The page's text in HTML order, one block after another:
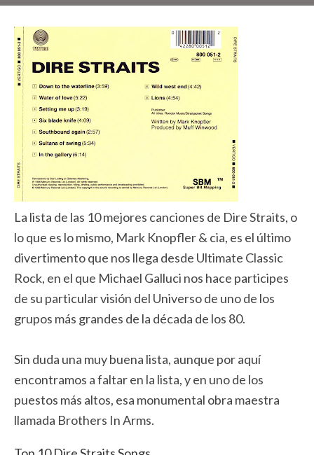
La lista de las 10 mejores canciones de Dire Straits, o
lo que es lo mismo, Mark Knopfler & cia, es el último
divertimento que nos llega desde Ultimate Classic
Rock, en el que Michael Galluci nos hace participes
de su particular visión del Universo de uno de los
grupos más grandes de la década de los 80.
Sin duda una muy buena lista, aunque por aquí
encontramos a faltar en la lista, y en uno de los
puestos más altos, esa monumental obra maestra
llamada Brothers In Arms.